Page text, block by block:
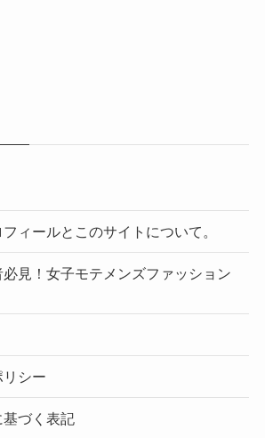
ィールとこのサイトについて。
見！女子モテメンズファッション
シー
づく表記